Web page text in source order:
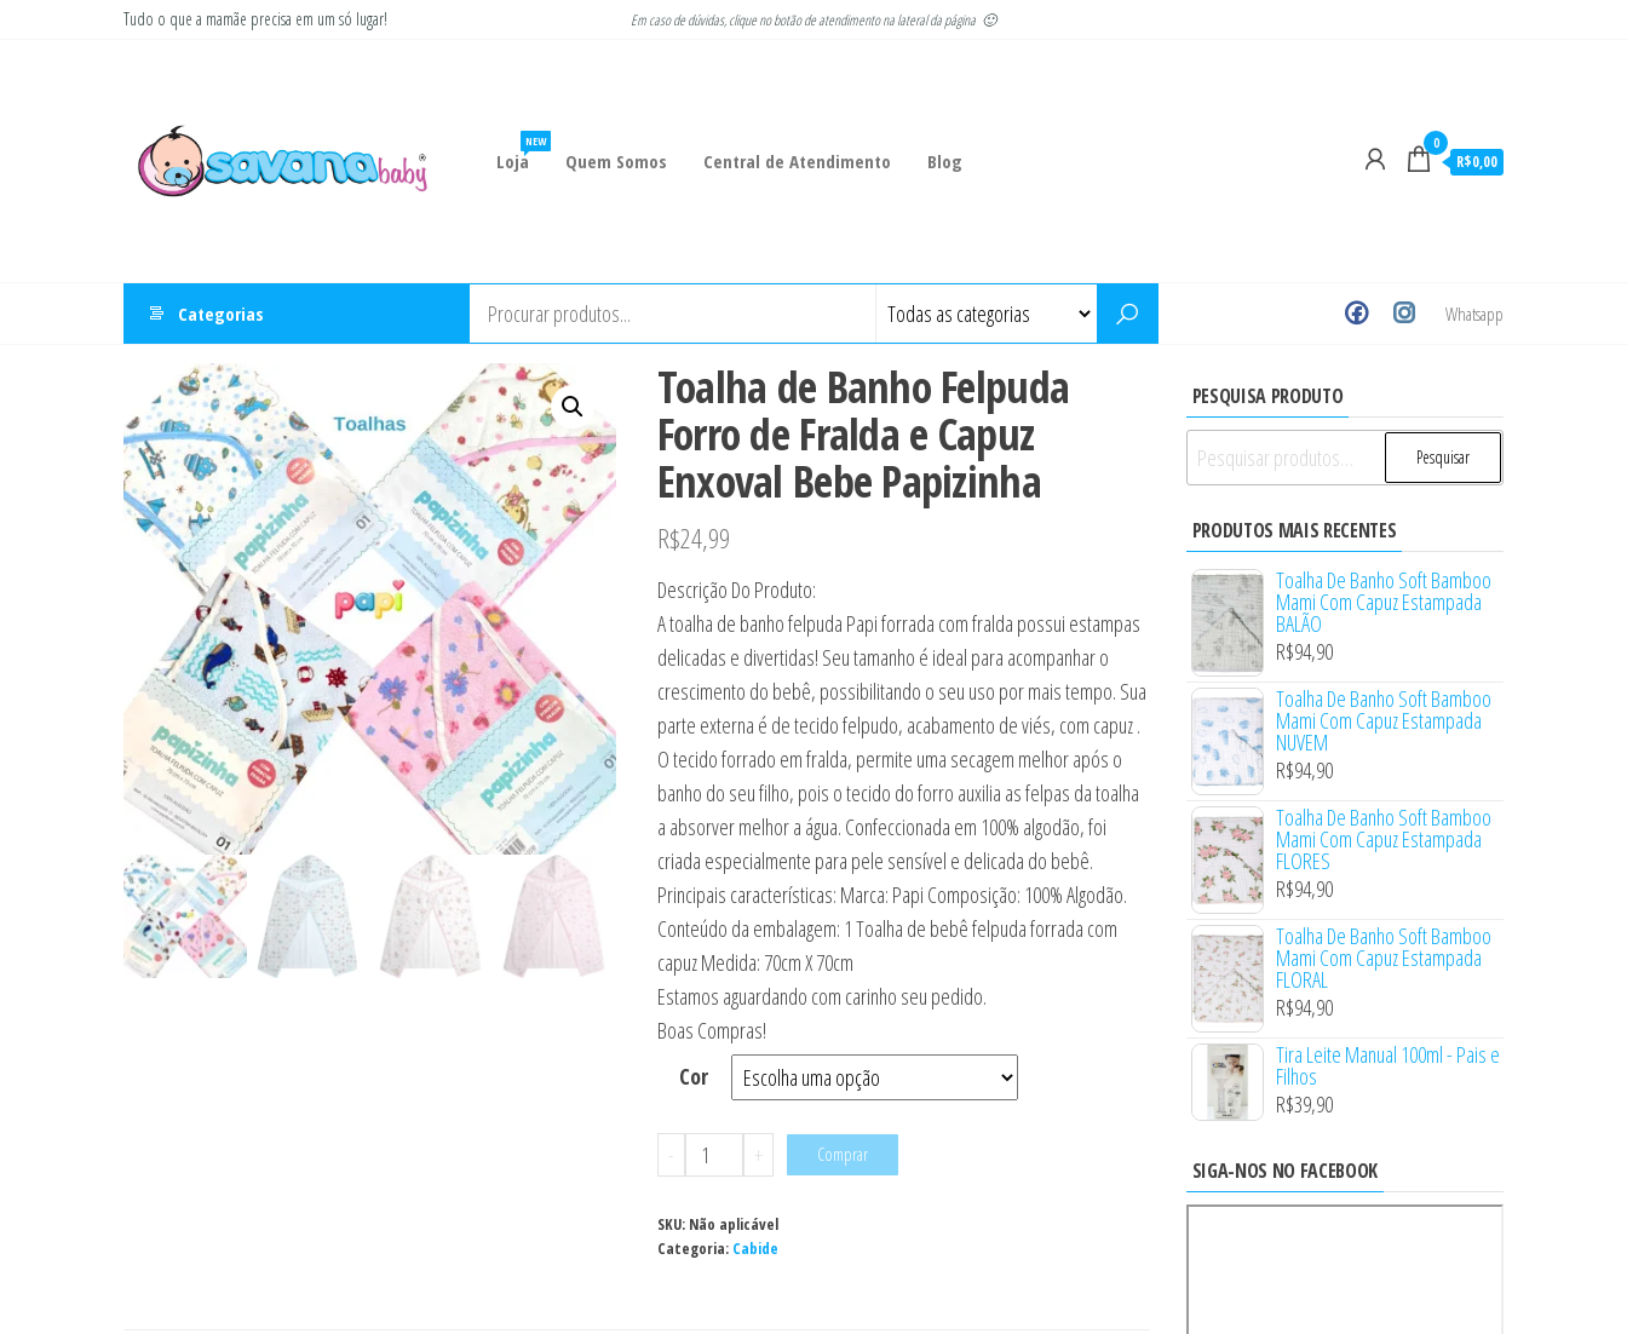
Tudo o que a mamãe precisa em um só lugar! Em caso de dúvidas, clique no botão de atendimento na lateral da página 🙂
Loja
NEW
Quem Somos Central de Atendimento Blog
0
R$0,00
Categorias Whatsapp
Toalha de Banho Felpuda
Forro de Fralda e Capuz
Enxoval Bebe Papizinha
R$24,99
Descrição Do Produto:
A toalha de banho felpuda Papi forrada com fralda possui estampas
delicadas e divertidas! Seu tamanho é ideal para acompanhar o
crescimento do bebê, possibilitando o seu uso por mais tempo. Sua
parte externa é de tecido felpudo, acabamento de viés, com capuz .
O tecido forrado em fralda, permite uma secagem melhor após o
banho do seu filho, pois o tecido do forro auxilia as felpas da toalha
a absorver melhor a água. Confeccionada em 100% algodão, foi
criada especialmente para pele sensível e delicada do bebê.
Principais características: Marca: Papi Composição: 100% Algodão.
Conteúdo da embalagem: 1 Toalha de bebê felpuda forrada com
capuz Medida: 70cm X 70cm
Estamos aguardando com carinho seu pedido.
Boas Compras!
Cor
-
Toalha
de
Banho
Felpuda
+ Comprar
SKU: Não aplicável
Categoria: Cabide
PESQUISA PRODUTO
Pesquisar
por:
Pesquisar
PRODUTOS MAIS RECENTES
Toalha De Banho Soft Bamboo
Mami Com Capuz Estampada
BALÃO
R$94,90
Toalha De Banho Soft Bamboo
Mami Com Capuz Estampada
NUVEM
R$94,90
Toalha De Banho Soft Bamboo
Mami Com Capuz Estampada
FLORES
R$94,90
Toalha De Banho Soft Bamboo
Mami Com Capuz Estampada
FLORAL
R$94,90
Tira Leite Manual 100ml - Pais e
Filhos
R$39,90
SIGA-NOS NO FACEBOOK